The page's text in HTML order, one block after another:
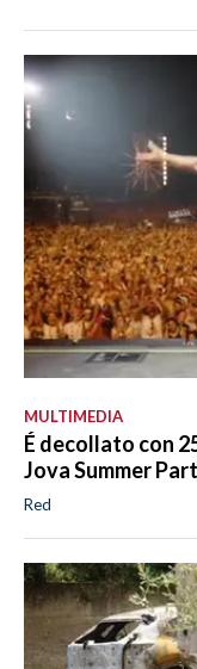
MULTIMEDIA
É decollato con
Jova Summer
Red